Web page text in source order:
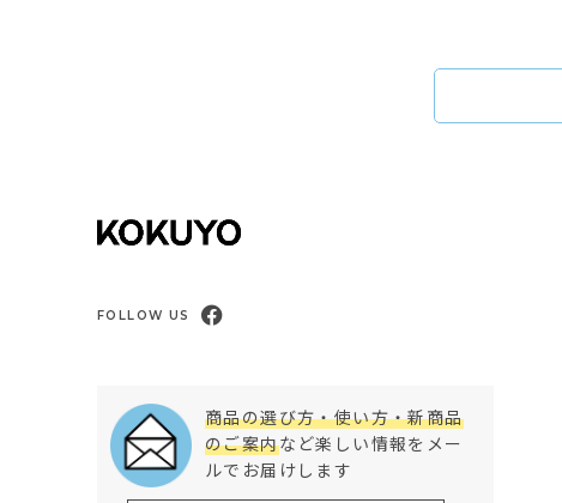
FOLLOW US
商品の選び方・使い方・新商品
のご案内など楽しい情報をメー
ルでお届けします